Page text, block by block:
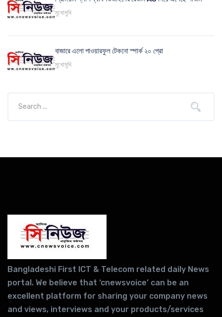
মুখোমুখি
বাজারে এলো পাওয়ারফুল টেকনো স্পার্ক ২০ প্রো
মুখোমুখি
Bangladeshi First ICT & Telecom related daily News
portal. We believe that ‘cnewsvoice’ can be an
excellent platform for sharing your company news
and views, interviews and your products/services